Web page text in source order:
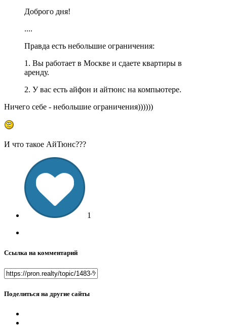
Доброго дня!
....
Правда есть небольшие ограничения:
1. Вы работает в Москве и сдаете квартиры в
аренду.
2. У вас есть айфон и айтюнс на компьютере.
Ничего себе - небольшие ограничения))))))
И что такое АйТюнс???
1
Ссылка на комментарий
Поделиться на другие сайты